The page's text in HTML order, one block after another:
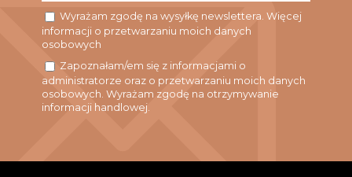
Wyrażam zgodę na wysyłkę newslettera. Więcej
informacji o przetwarzaniu moich danych
osobowych
Zapoznałam/em się z informacjami o
administratorze oraz o przetwarzaniu moich danych
osobowych. Wyrażam zgodę na otrzymywanie
informacji handlowej.